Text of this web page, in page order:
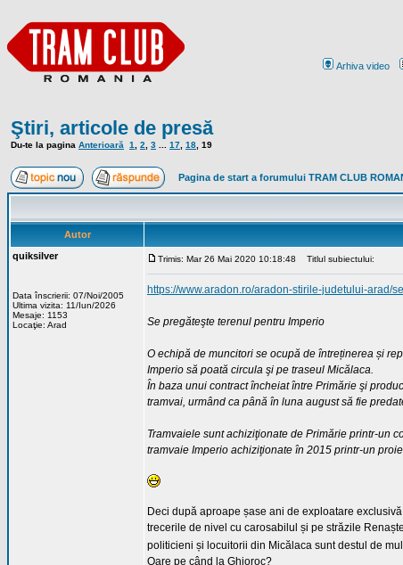
Arhiva video
Ştiri, articole de presă
Du-te la pagina Anterioară 1 2 3 17 18 19
Pagina de start a forumului TRAM CLUB
Autor
quiksilver
Data înscrierii: 07/Noi/2005
Ultima vizita: 11/Iun/2026
Mesaje: 1153
Locaţie: Arad
Trimis: Mar 26 Mai 2020 10:18:48 Titlul subiectului:
https://www.aradon.ro/aradon-stirile-judetului-arad/
Se pregăteşte terenul pentru Imperio
O echipă de muncitori se ocupă de întreținerea și
Imperio să poată circula şi pe traseul Micălaca.
În baza unui contract încheiat între Primărie şi
tramvai, urmând ca până în luna august să fie
Tramvaiele sunt achiziţionate de Primărie printr-un
tramvaie Imperio achiziţionate în 2015 printr-un
Deci după aproape șase ani de exploatare
trecerile de nivel cu carosabilul și pe străzile
politicieni și locuitorii din Micălaca sunt destul de
Oare pe când la Ghioroc?